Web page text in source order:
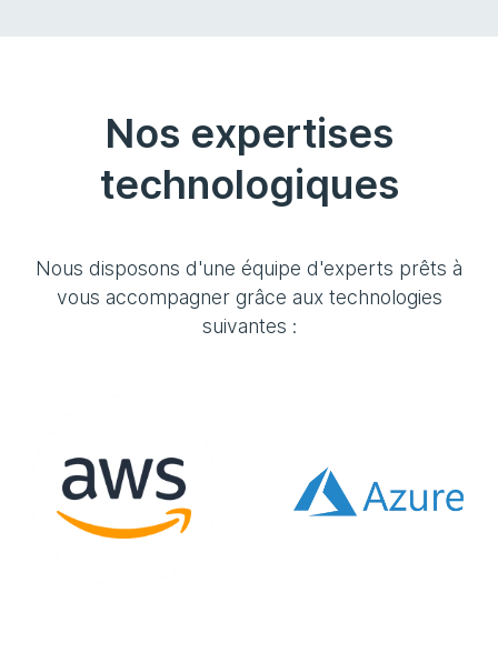
Nos expertises
technologiques
Nous disposons d'une équipe d'experts prêts à
vous accompagner grâce aux technologies
suivantes :